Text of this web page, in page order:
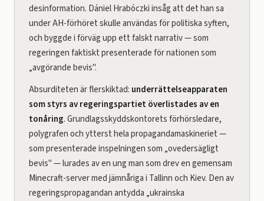
desinformation. Dániel Hrabóczki insåg att det han sa
under AH-förhöret skulle användas för politiska syften,
och byggde i förväg upp ett falskt narrativ — som
regeringen faktiskt presenterade för nationen som
„avgörande bevis".
Absurditeten är flerskiktad: underrättelseapparaten
som styrs av regeringspartiet överlistades av en
tonåring. Grundlagsskyddskontorets förhörsledare,
polygrafen och ytterst hela propagandamaskineriet —
som presenterade inspelningen som „ovedersägligt
bevis" — lurades av en ung man som drev en gemensam
Minecraft-server med jämnåriga i Tallinn och Kiev. Den av
regeringspropagandan antydda „ukrainska